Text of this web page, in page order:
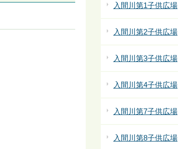
入間川第1子供広場
入間川第2子供広場
入間川第3子供広場
入間川第4子供広場
入間川第7子供広場
入間川第8子供広場